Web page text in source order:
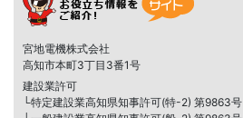
宮地電機株式会社
高知市本町3丁目3番1号
建設業許可
└特定建設業高知県知事許可(特-2) 第9863号